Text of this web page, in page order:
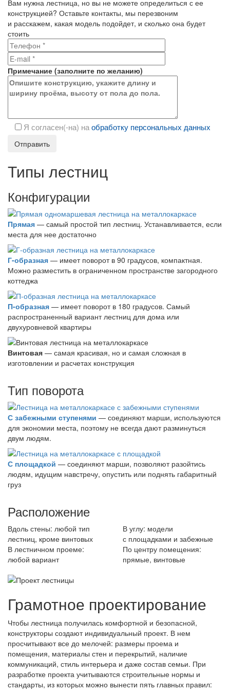
Вам нужна лестница, но вы не можете определиться с ее
конструкцией? Оставьте контакты, мы перезвоним
и расскажем, какая модель подойдет, и сколько она будет
стоить
Примечание (заполните по желанию)
Я согласен(-на) наобработку персональных данных
Типы лестниц
Конфигурации
Прямая — самый простой тип лестниц. Устанавливается, если
места для нее достаточно
Г-образная — имеет поворот в 90 градусов, компактная.
Можно разместить в ограниченном пространстве загородного
коттеджа
П-образная — имеет поворот в 180 градусов. Самый
распространенный вариант лестниц для дома или
двухуровневой квартиры
Винтовая — самая красивая, но и самая сложная в
изготовлении и расчетах конструкция
Тип поворота
С забежными ступенями — соединяют марши, используются
для экономии места, поэтому не всегда дают разминуться
двум людям.
С площадкой — соединяют марши, позволяют разойтись
людям, идущим навстречу, опустить или поднять габаритный
груз
Расположение
Вдоль стены: любой тип
лестниц, кроме винтовых
В углу: модели
с площадками и забежные
В лестничном проеме:
любой вариант
По центру помещения:
прямые, винтовые
Грамотное проектирование
Чтобы лестница получилась комфортной и безопасной,
конструкторы создают индивидуальный проект. В нем
просчитывают все до мелочей: размеры проема и
помещения, материалы стен и перекрытий, наличие
коммуникаций, стиль интерьера и даже состав семьи. При
разработке проекта учитываются строительные нормы и
стандарты, из которых можно вынести пять главных правил: